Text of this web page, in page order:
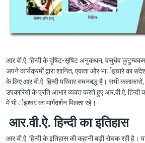
आर.वी.ऐ. हिन्दी के दृषिट-सृषिट अनुकथन, वसुधैव कुटुम्बकम
अपने कार्यक्रमों द्वारा शानित, एकता और भार्इचारे का
के लिए आर.वी.ऐ. हिन्दी परिवार वचनबद्ध है। सभी
उपकारियों के प्रति आभार व्यक्त करते हुए आर.वी.ऐ. हिन्दी
में भी र्इश्वर का मार्गदर्शन मिलता रहे।
आर.वी.ऐ. हिन्दी का इतिहास
आर.वी.ऐ. हिन्दी के इतिहास की कहानी बड़ी रोचक रही है।